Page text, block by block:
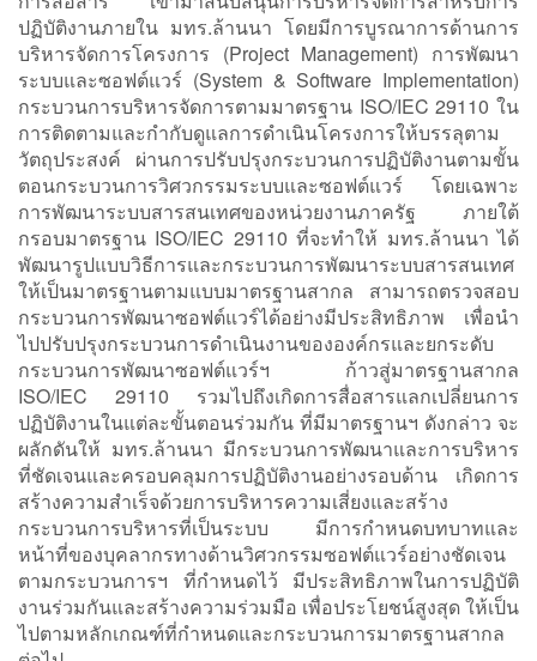
ปฏิบัติงานภายใน มทร.ล้านนา โดยมีการบูรณาการด้านการ
บริหารจัดการโครงการ (Project Management) การพัฒนา
ระบบและซอฟต์แวร์ (System & Software Implementation)
กระบวนการบริหารจัดการตามมาตรฐาน ISO/IEC 29110 ใน
การติดตามและกำกับดูแลการดำเนินโครงการให้บรรลุตาม
วัตถุประสงค์ ผ่านการปรับปรุงกระบวนการปฏิบัติงานตามขั้น
ตอนกระบวนการวิศวกรรมระบบและซอฟต์แวร์ โดยเฉพาะ
การพัฒนาระบบสารสนเทศของหน่วยงานภาครัฐ ภายใต้
กรอบมาตรฐาน ISO/IEC 29110 ที่จะทำให้ มทร.ล้านนา ได้
พัฒนารูปแบบวิธีการและกระบวนการพัฒนาระบบสารสนเทศ
ให้เป็นมาตรฐานตามแบบมาตรฐานสากล สามารถตรวจสอบ
กระบวนการพัฒนาซอฟต์แวร์ได้อย่างมีประสิทธิภาพ เพื่อนำ
ไปปรับปรุงกระบวนการดำเนินงานขององค์กรและยกระดับ
กระบวนการพัฒนาซอฟต์แวร์ฯ ก้าวสู่มาตรฐานสากล
ISO/IEC 29110 รวมไปถึงเกิดการสื่อสารแลกเปลี่ยนการ
ปฏิบัติงานในแต่ละขั้นตอนร่วมกัน ที่มีมาตรฐานฯ ดังกล่าว จะ
ผลักดันให้ มทร.ล้านนา มีกระบวนการพัฒนาและการบริหาร
ที่ชัดเจนและครอบคลุมการปฏิบัติงานอย่างรอบด้าน เกิดการ
สร้างความสำเร็จด้วยการบริหารความเสี่ยงและสร้าง
กระบวนการบริหารที่เป็นระบบ มีการกำหนดบทบาทและ
หน้าที่ของบุคลากรทางด้านวิศวกรรมซอฟต์แวร์อย่างชัดเจน
ตามกระบวนการฯ ที่กำหนดไว้ มีประสิทธิภาพในการปฏิบัติ
งานร่วมกันและสร้างความร่วมมือ เพื่อประโยชน์สูงสุด ให้เป็น
ไปตามหลักเกณฑ์ที่กำหนดและกระบวนการมาตรฐานสากล